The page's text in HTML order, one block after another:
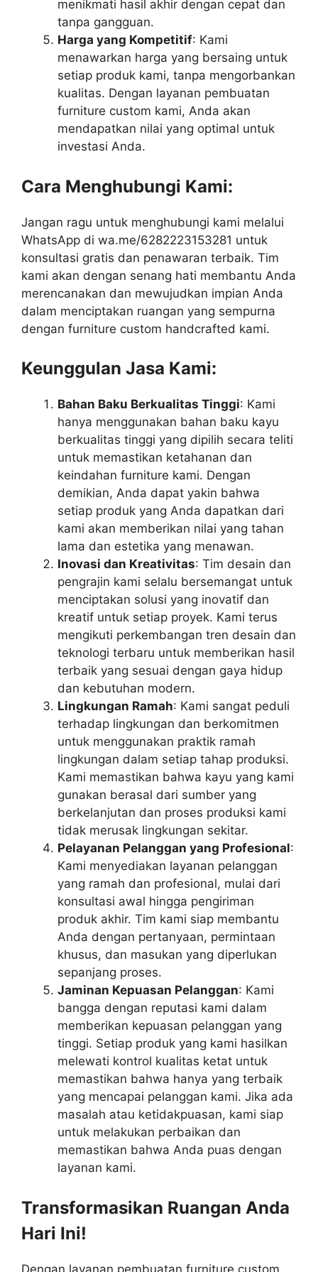
menikmati hasil akhir dengan cepat dan
tanpa gangguan.
Harga yang Kompetitif: Kami
menawarkan harga yang bersaing untuk
setiap produk kami, tanpa mengorbankan
kualitas. Dengan layanan pembuatan
furniture custom kami, Anda akan
mendapatkan nilai yang optimal untuk
investasi Anda.
Cara Menghubungi Kami:
Jangan ragu untuk menghubungi kami melalui
WhatsApp di wa.me/6282223153281 untuk
konsultasi gratis dan penawaran terbaik. Tim
kami akan dengan senang hati membantu Anda
merencanakan dan mewujudkan impian Anda
dalam menciptakan ruangan yang sempurna
dengan furniture custom handcrafted kami.
Keunggulan Jasa Kami:
Bahan Baku Berkualitas Tinggi: Kami
hanya menggunakan bahan baku kayu
berkualitas tinggi yang dipilih secara teliti
untuk memastikan ketahanan dan
keindahan furniture kami. Dengan
demikian, Anda dapat yakin bahwa
setiap produk yang Anda dapatkan dari
kami akan memberikan nilai yang tahan
lama dan estetika yang menawan.
Inovasi dan Kreativitas: Tim desain dan
pengrajin kami selalu bersemangat untuk
menciptakan solusi yang inovatif dan
kreatif untuk setiap proyek. Kami terus
mengikuti perkembangan tren desain dan
teknologi terbaru untuk memberikan hasil
terbaik yang sesuai dengan gaya hidup
dan kebutuhan modern.
Lingkungan Ramah: Kami sangat peduli
terhadap lingkungan dan berkomitmen
untuk menggunakan praktik ramah
lingkungan dalam setiap tahap produksi.
Kami memastikan bahwa kayu yang kami
gunakan berasal dari sumber yang
berkelanjutan dan proses produksi kami
tidak merusak lingkungan sekitar.
Pelayanan Pelanggan yang Profesional:
Kami menyediakan layanan pelanggan
yang ramah dan profesional, mulai dari
konsultasi awal hingga pengiriman
produk akhir. Tim kami siap membantu
Anda dengan pertanyaan, permintaan
khusus, dan masukan yang diperlukan
sepanjang proses.
Jaminan Kepuasan Pelanggan: Kami
bangga dengan reputasi kami dalam
memberikan kepuasan pelanggan yang
tinggi. Setiap produk yang kami hasilkan
melewati kontrol kualitas ketat untuk
memastikan bahwa hanya yang terbaik
yang mencapai pelanggan kami. Jika ada
masalah atau ketidakpuasan, kami siap
untuk melakukan perbaikan dan
memastikan bahwa Anda puas dengan
layanan kami.
Transformasikan Ruangan Anda
Hari Ini!
Dengan layanan pembuatan furniture custom